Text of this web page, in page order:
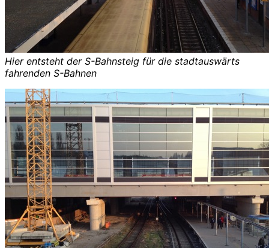
Hier entsteht der S-Bahnsteig für die stadtauswärts
fahrenden S-Bahnen